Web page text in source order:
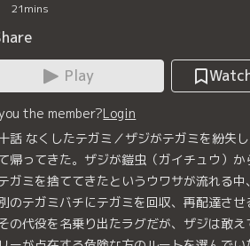
21mins
Play
the member?Login
話 なくしたテガミ／ザジがテガミを紛失
帰ってきた。ザジが鎧虫（ガイチュウ）か
ガミを捨ててきたというウワサが流れる中
のテガミバチにテガミを回収、再配達させ
の代役を名乗り出たラグだが、ザジは敢え